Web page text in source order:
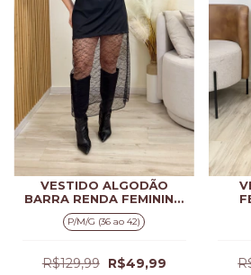
VESTIDO ALGODÃO
BARRA RENDA FEMININO
MILA
P/M/G (36 ao 42)
R$129,99 R$49,99